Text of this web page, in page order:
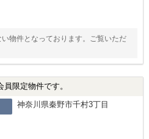
物件となっております。ご覧いただ
限定物件です。
神奈川県秦野市千村3丁目